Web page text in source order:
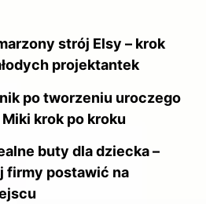
strój Elsy – krok
projektantek
po tworzeniu uroczego
krok po kroku
buty dla dziecka –
firmy postawić na